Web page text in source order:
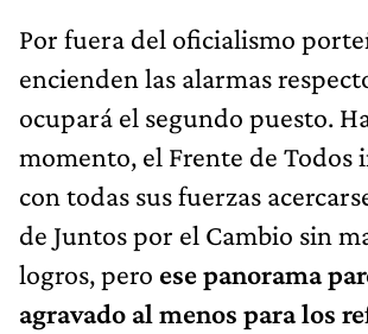
Por fuera del oficialismo
encienden las alarmas
ocupará el segundo puesto.
momento, el Frente de Todos
con todas sus fuerzas
de Juntos por el Cambio sin
logros, pero ese panorama
agravado al menos para los